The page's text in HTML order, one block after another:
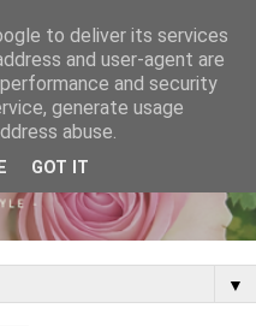
▼
to deliver its services
and user-agent are
and security
generate usage
abuse.
GOT IT